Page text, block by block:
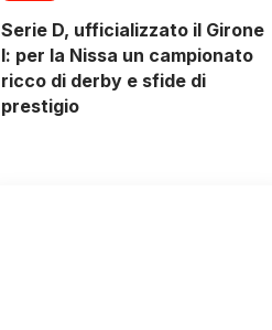
Serie D, ufficializzato il Girone
I: per la Nissa un campionato
ricco di derby e sfide di
prestigio